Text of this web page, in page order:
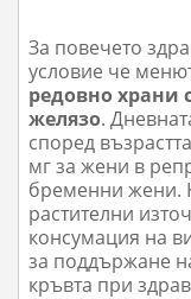
За повечето
условие че
редовно храни
желязо.
според
мг за жени в
бременни жени.
растителни
консумация на
за поддържане
кръвта при